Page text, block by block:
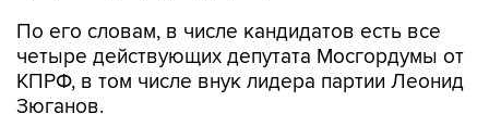
По его словам, в числе кандидатов есть все
четыре действующих депутата Мосгордумы от
КПРФ, в том числе внук лидера партии Леонид
Зюганов.